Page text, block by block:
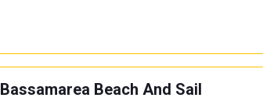
Bassamarea Beach And Sail